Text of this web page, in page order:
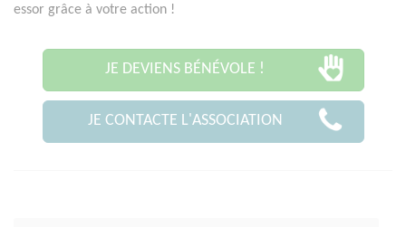
essor grâce à votre action !
JE DEVIENS BÉNÉVOLE !
JE CONTACTE L'ASSOCIATION